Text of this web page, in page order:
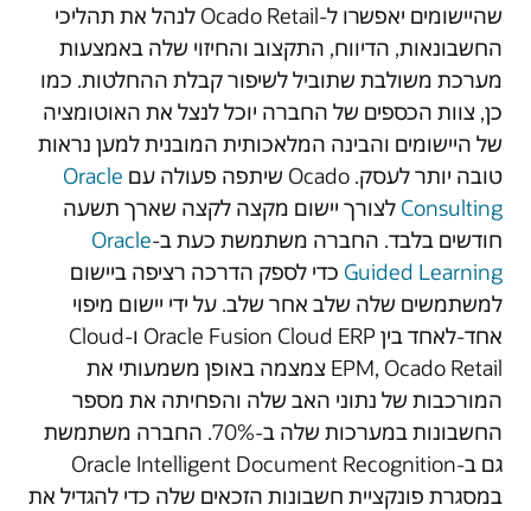
שהיישומים יאפשרו ל-Ocado Retail לנהל את תהליכי
החשבונאות, הדיווח, התקצוב והחיזוי שלה באמצעות
מערכת משולבת שתוביל לשיפור קבלת ההחלטות. כמו
כן, צוות הכספים של החברה יוכל לנצל את האוטומציה
של היישומים והבינה המלאכותית המובנית למען נראות
טובה יותר לעסק. Ocado שיתפה פעולה עם
Oracle
Consulting לצורך יישום מקצה לקצה שארך תשעה
חודשים בלבד. החברה משתמשת כעת ב-Oracle
Guided Learning כדי לספק הדרכה רציפה ביישום
למשתמשים שלה שלב אחר שלב. על ידי יישום מיפוי
אחד-לאחד בין Oracle Fusion Cloud ERP ו-Cloud
EPM, Ocado Retail צמצמה באופן משמעותי את
המורכבות של נתוני האב שלה והפחיתה את מספר
החשבונות במערכות שלה ב-70%. החברה משתמשת
גם ב-Oracle Intelligent Document Recognition
במסגרת פונקציית חשבונות הזכאים שלה כדי להגדיל את